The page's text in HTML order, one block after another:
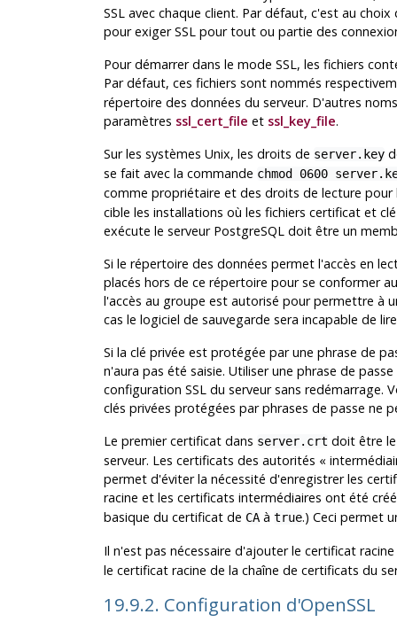
SSLavec chaque client. Par défaut, c'est au choix
pour exigerSSLpour tout ou partie des
Pour démarrer dans le mode SSL, les fichiers
Par défaut, ces fichiers sont nommés
répertoire des données du serveur. D'autres
paramètres ssl_cert_file et ssl_key_file.
Sur les systèmes Unix, les droits de server.key
se fait avec la commande chmod 0600
comme propriétaire et des droits de lecture
cible les installations où les fichiers certificat et
exécute le serveur PostgreSQLdoit être un
Si le répertoire des données permet l'accès en
placés hors de ce répertoire pour se conformer
l'accès au groupe est autorisé pour permettre à
cas le logiciel de sauvegarde sera incapable de
Si la clé privée est protégée par une phrase de
n'aura pas été saisie. Utiliser une phrase de
configuration SSL du serveur sans redémarrage.
clés privées protégées par phrases de passe ne
Le premier certificat dans server.crt doit être
serveur. Les certificats des autorités «
permet d'éviter la nécessité d'enregistrer les
racine et les certificats intermédiaires ont été
basique du certificat de CAà true.) Ceci permet
Il n'est pas nécessaire d'ajouter le certificat
le certificat racine de la chaîne de certificats du
19.9.2. Configuration d'OpenSSL